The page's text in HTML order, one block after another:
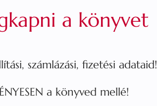
a könyvet
számlázási, fizetési adataid!
a könyved mellé!